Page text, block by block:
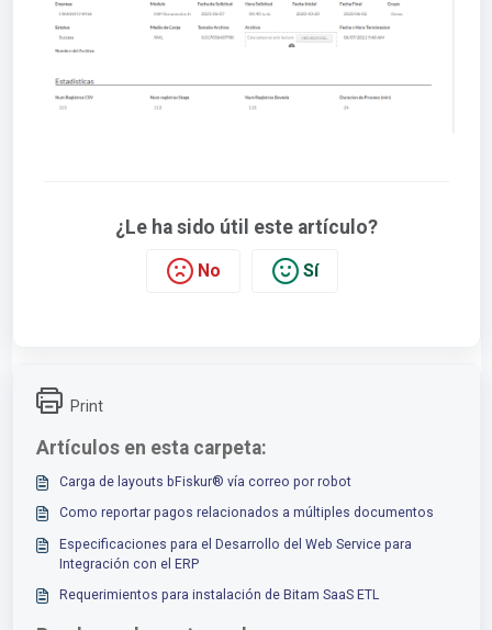
¿Le ha sido útil este artículo?
No Sí
Print
Artículos en esta carpeta:
Carga de layouts bFiskur®︎ vía correo por robot
Como reportar pagos relacionados a múltiples documentos
Especificaciones para el Desarrollo del Web Service para
Integración con el ERP
Requerimientos para instalación de Bitam SaaS ETL